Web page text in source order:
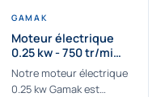
GAMAK
Moteur électrique
0.25 kw - 750 tr/min -
230/400V - IE2
Notre moteur électrique
0.25 kw Gamak est